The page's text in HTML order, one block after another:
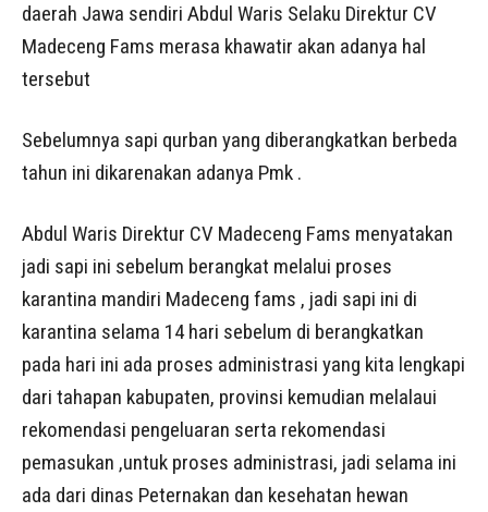
daerah Jawa sendiri Abdul Waris Selaku Direktur CV
Madeceng Fams merasa khawatir akan adanya hal
tersebut
Sebelumnya sapi qurban yang diberangkatkan berbeda
tahun ini dikarenakan adanya Pmk .
Abdul Waris Direktur CV Madeceng Fams menyatakan
jadi sapi ini sebelum berangkat melalui proses
karantina mandiri Madeceng fams , jadi sapi ini di
karantina selama 14 hari sebelum di berangkatkan
pada hari ini ada proses administrasi yang kita lengkapi
dari tahapan kabupaten, provinsi kemudian melalaui
rekomendasi pengeluaran serta rekomendasi
pemasukan ,untuk proses administrasi, jadi selama ini
ada dari dinas Peternakan dan kesehatan hewan